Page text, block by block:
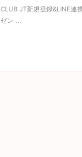
CLUB JT新規登録&LINE連
ゼン ...